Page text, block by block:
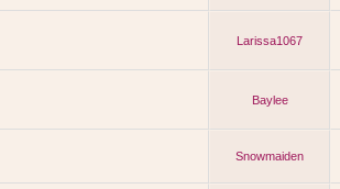
Larissa1067
Baylee
Snowmaiden